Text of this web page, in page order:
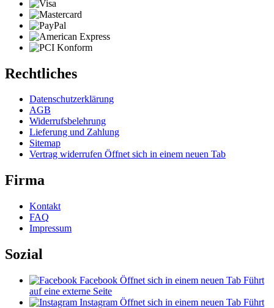
Rechtliches
Datenschutzerklärung
AGB
Widerrufsbelehrung
Lieferung und Zahlung
Sitemap
Vertrag widerrufen Öffnet sich in einem neuen Tab
Firma
Kontakt
FAQ
Impressum
Sozial
Facebook Öffnet sich in einem neuen Tab Führt
auf eine externe Seite
Instagram Öffnet sich in einem neuen Tab Führt